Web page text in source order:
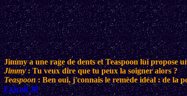
Jimmy a une rage de dents et Teaspoon lui propose
Jimmy: Tu veux dire que tu peux la soigner alors ?
Teaspoon: Ben oui, j'connais le remède idéal : de la
Extrait 30